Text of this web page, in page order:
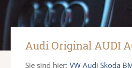
Audi Original AUDI
Sie sind hier: VW Audi Skoda